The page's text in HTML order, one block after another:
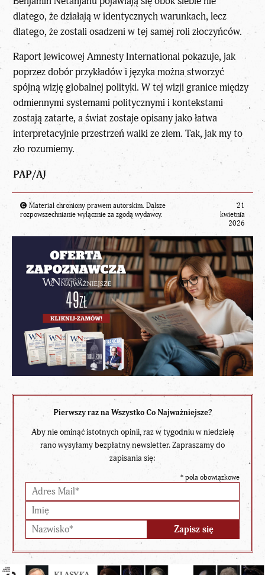
dlatego, że działają w identycznych warunkach, lecz
dlatego, że zostali osadzeni w tej samej roli złoczyńców.
Raport lewicowej Amnesty International pokazuje, jak
poprzez dobór przykładów i języka można stworzyć
spójną wizję globalnej polityki. W tej wizji granice między
odmiennymi systemami politycznymi i kontekstami
zostają zatarte, a świat zostaje opisany jako łatwa
interpretacyjnie przestrzeń walki ze złem. Tak, jak my to
zło rozumiemy.
PAP/AJ
Materiał chroniony prawem autorskim. Dalsze
rozpowszechnianie wyłącznie za zgodą wydawcy.
21
kwietnia
2026
Pierwszy raz na Wszystko Co Najważniejsze?
Aby nie ominąć istotnych opinii, raz w tygodniu w niedzielę
rano wysyłamy bezpłatny newsletter. Zapraszamy do
zapisania się:
* pola obowiązkowe